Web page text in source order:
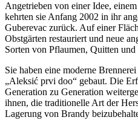
Angetrieben von einer Idee,
kehrten sie Anfang 2002 in ihr
Guberevac zurück. Auf einer
Obstgärten restauriert und neue
Sorten von Pflaumen, Quitten
Sie haben eine moderne
„Aleksić prvi doo“ gebaut. Die
Generation zu Generation
ihnen, die traditionelle Art der
Lagerung von Brandy